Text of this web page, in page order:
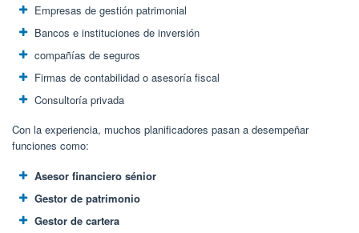
Empresas de gestión patrimonial
Bancos e instituciones de inversión
compañías de seguros
Firmas de contabilidad o asesoría fiscal
Consultoría privada
Con la experiencia, muchos planificadores pasan a desempeñar
funciones como:
Asesor financiero sénior
Gestor de patrimonio
Gestor de cartera